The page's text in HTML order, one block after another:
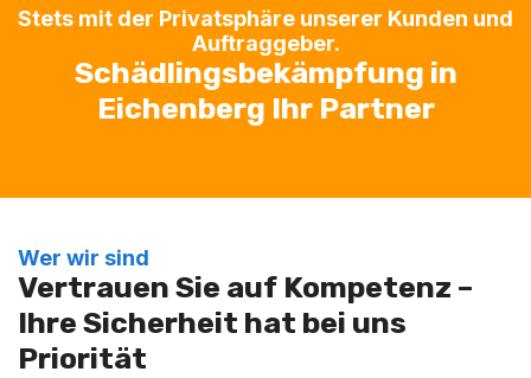
Stets mit der Privatsphäre unserer Kunden und
Auftraggeber.
Schädlingsbekämpfung in
Eichenberg Ihr Partner
Wer wir sind
Vertrauen Sie auf Kompetenz –
Ihre Sicherheit hat bei uns
Priorität